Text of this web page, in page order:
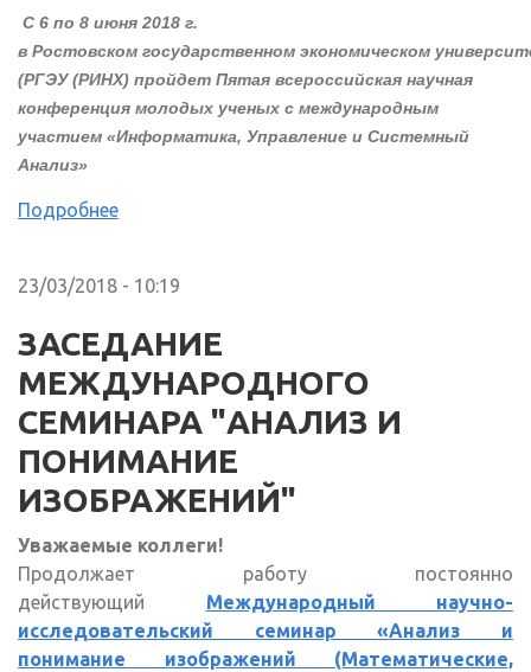
С 6 по 8 июня 2018 г.
в Ростовском государственном экономическом
(РГЭУ (РИНХ) пройдет Пятая всероссийская научная
конференция молодых ученых с международным
участием «Информатика, Управление и Системный
Анализ»
Подробнее
23/03/2018 - 10:19
ЗАСЕДАНИЕ
МЕЖДУНАРОДНОГО
СЕМИНАРА "АНАЛИЗ И
ПОНИМАНИЕ
ИЗОБРАЖЕНИЙ"
Уважаемые коллеги!
Продолжает работу постоянно
действующий Международный научно-
исследовательский семинар «Анализ и
понимание изображений (Математические,